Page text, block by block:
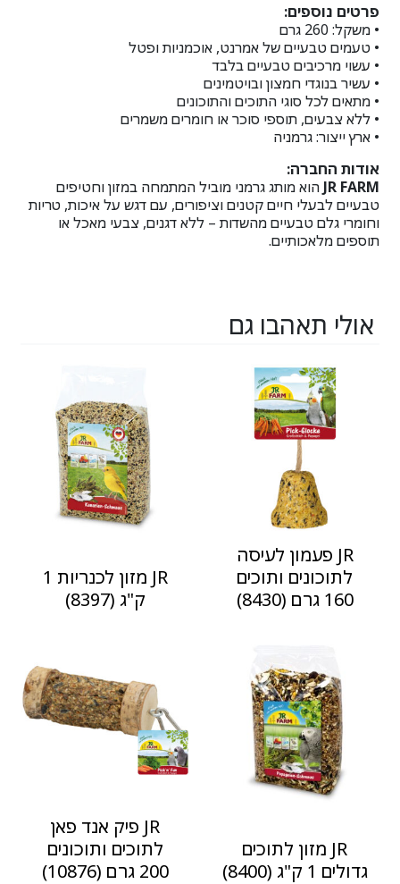
פרטים נוספים:
• משקל: ‎260‎ גרם
• טעמים טבעיים של אמרנט, אוכמניות ופטל
• עשוי מרכיבים טבעיים בלבד
• עשיר בנוגדי חמצון ובויטמינים
• מתאים לכל סוגי התוכים והתוכונים
• ללא צבעים, תוספי סוכר או חומרים משמרים
• ארץ ייצור: גרמניה
אודות החברה:
JR FARM הוא מותג גרמני מוביל המתמחה במזון וחטיפים
טבעיים לבעלי חיים קטנים וציפורים, עם דגש על איכות, טריות
וחומרי גלם טבעיים מהשדות – ללא דגנים, צבעי מאכל או
תוספים מלאכותיים.
אולי תאהבו גם
JR פעמון לעיסה
לתוכונים ותוכים
160 גרם (8430)
JR מזון לכנריות 1
ק"ג (8397)
JR מזון לתוכים
גדולים 1 ק"ג (8400)
JR פיק אנד פאן
לתוכים ותוכונים
200 גרם (10876)